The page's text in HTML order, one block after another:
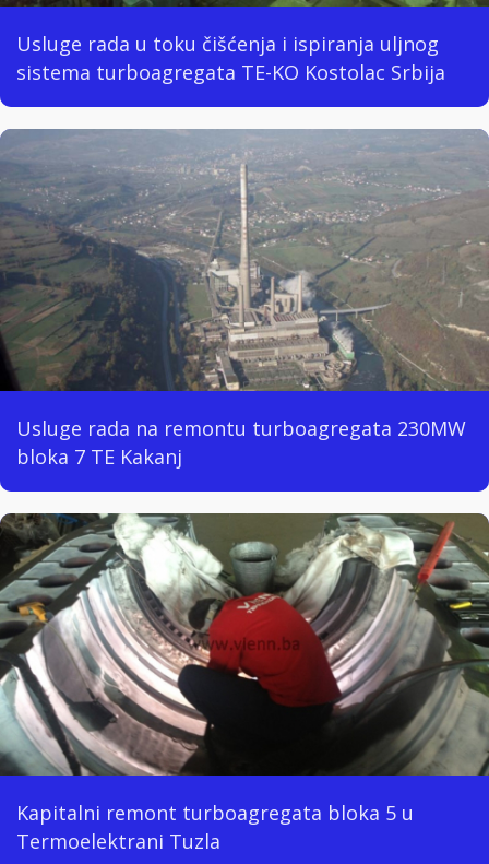
Usluge rada u toku čišćenja i ispiranja uljnog
sistema turboagregata TE-KO Kostolac Srbija
Usluge rada na remontu turboagregata 230MW
bloka 7 TE Kakanj
Kapitalni remont turboagregata bloka 5 u
Termoelektrani Tuzla